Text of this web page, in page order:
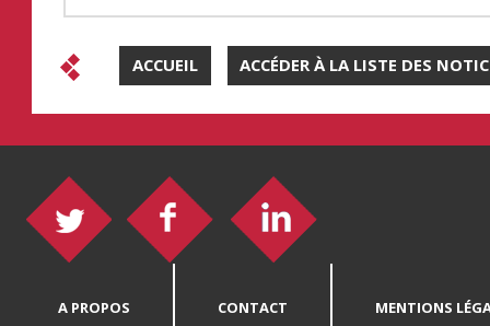
ACCUEIL ACCÉDER À LA LISTE DES
A PROPOS CONTACT MENTIONS